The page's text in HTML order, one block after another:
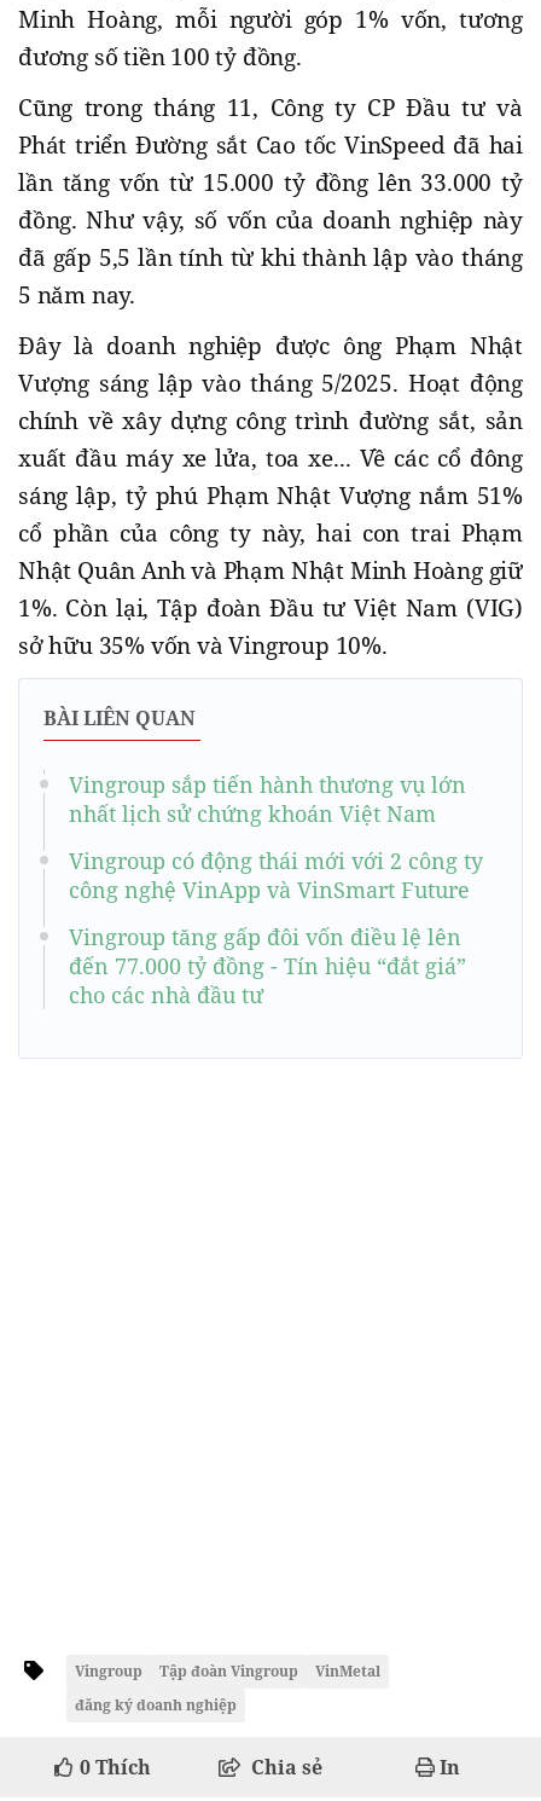
Minh Hoàng, mỗi người góp 1% vốn, tương
đương số tiền 100 tỷ đồng.
Cũng trong tháng 11, Công ty CP Đầu tư và
Phát triển Đường sắt Cao tốc VinSpeed đã hai
lần tăng vốn từ 15.000 tỷ đồng lên 33.000 tỷ
đồng. Như vậy, số vốn của doanh nghiệp này
đã gấp 5,5 lần tính từ khi thành lập vào tháng
5 năm nay.
Đây là doanh nghiệp được ông Phạm Nhật
Vượng sáng lập vào tháng 5/2025. Hoạt động
chính về xây dựng công trình đường sắt, sản
xuất đầu máy xe lửa, toa xe... Về các cổ đông
sáng lập, tỷ phú Phạm Nhật Vượng nắm 51%
cổ phần của công ty này, hai con trai Phạm
Nhật Quân Anh và Phạm Nhật Minh Hoàng giữ
1%. Còn lại, Tập đoàn Đầu tư Việt Nam (VIG)
sở hữu 35% vốn và Vingroup 10%.
BÀI LIÊN QUAN
Vingroup sắp tiến hành thương vụ lớn
nhất lịch sử chứng khoán Việt Nam
Vingroup có động thái mới với 2 công ty
công nghệ VinApp và VinSmart Future
Vingroup tăng gấp đôi vốn điều lệ lên
đến 77.000 tỷ đồng - Tín hiệu “đắt giá”
cho các nhà đầu tư
Vingroup Tập đoàn Vingroup
VinMetal
đăng ký doanh nghiệp
0Thích Chia sẻ In